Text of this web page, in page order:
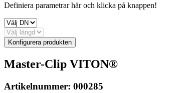
Definiera parametrar här och klicka på knappen!
Konfigurera produkten
Master-Clip VITON®
Artikelnummer: 000285